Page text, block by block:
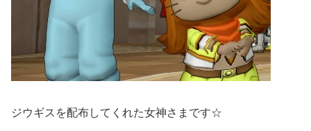
ジウギスを配布してくれた女神さまです☆